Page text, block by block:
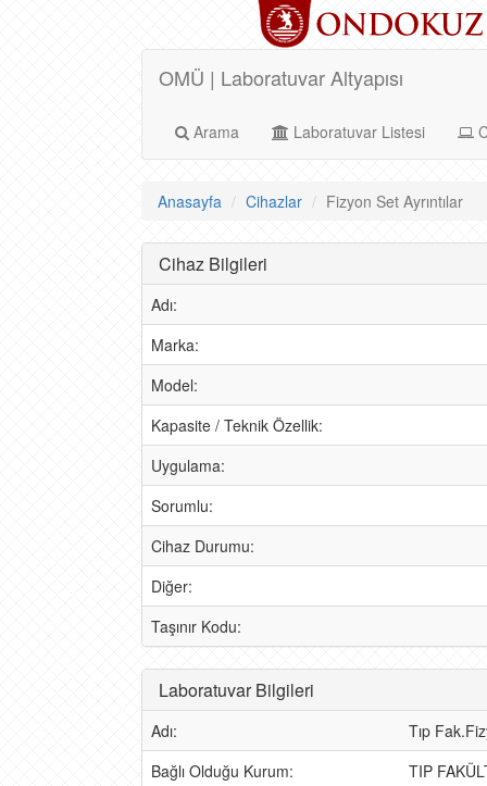
OMÜ | Laboratuvar Altyapısı
Arama Laboratuvar Listesi
Anasayfa Cihazlar Fizyon Set Ayrıntılar
Cihaz Bilgileri
Adı:
Marka:
Model:
Kapasite / Teknik Özellik:
Uygulama:
Sorumlu:
Cihaz Durumu:
Diğer:
Taşınır Kodu:
Laboratuvar Bilgileri
Adı:
Tıp
Bağlı Olduğu Kurum:
TIP